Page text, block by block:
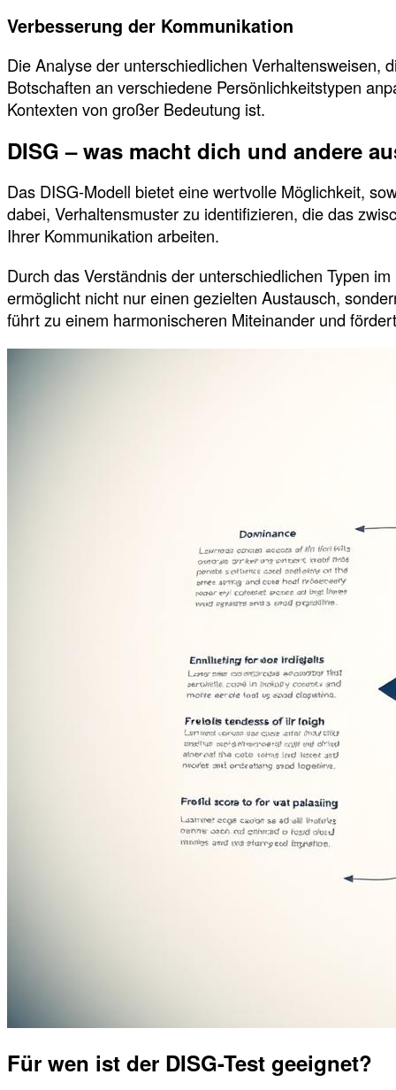
Verbesserung der Kommunikation
Die Analyse der unterschiedlichen Verhaltensweisen,
Botschaften an verschiedene Persönlichkeitstypen
Kontexten von großer Bedeutung ist.
DISG – was macht dich und andere
Das DISG-Modell bietet eine wertvolle Möglichkeit,
dabei, Verhaltensmuster zu identifizieren, die das
Ihrer Kommunikation arbeiten.
Durch das Verständnis der unterschiedlichen Typen
ermöglicht nicht nur einen gezielten Austausch,
führt zu einem harmonischeren Miteinander und
Für wen ist der DISG-Test geeignet?